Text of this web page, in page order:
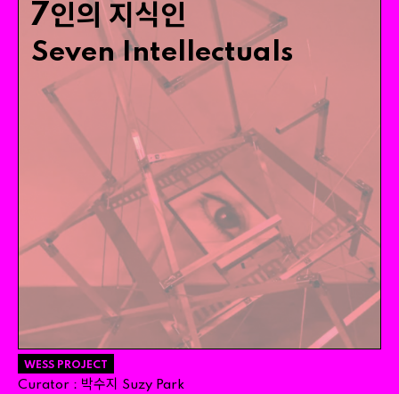
7인의 지식인
Seven Intellectuals
WESS PROJECT
Curator : 박수지 Suzy Park